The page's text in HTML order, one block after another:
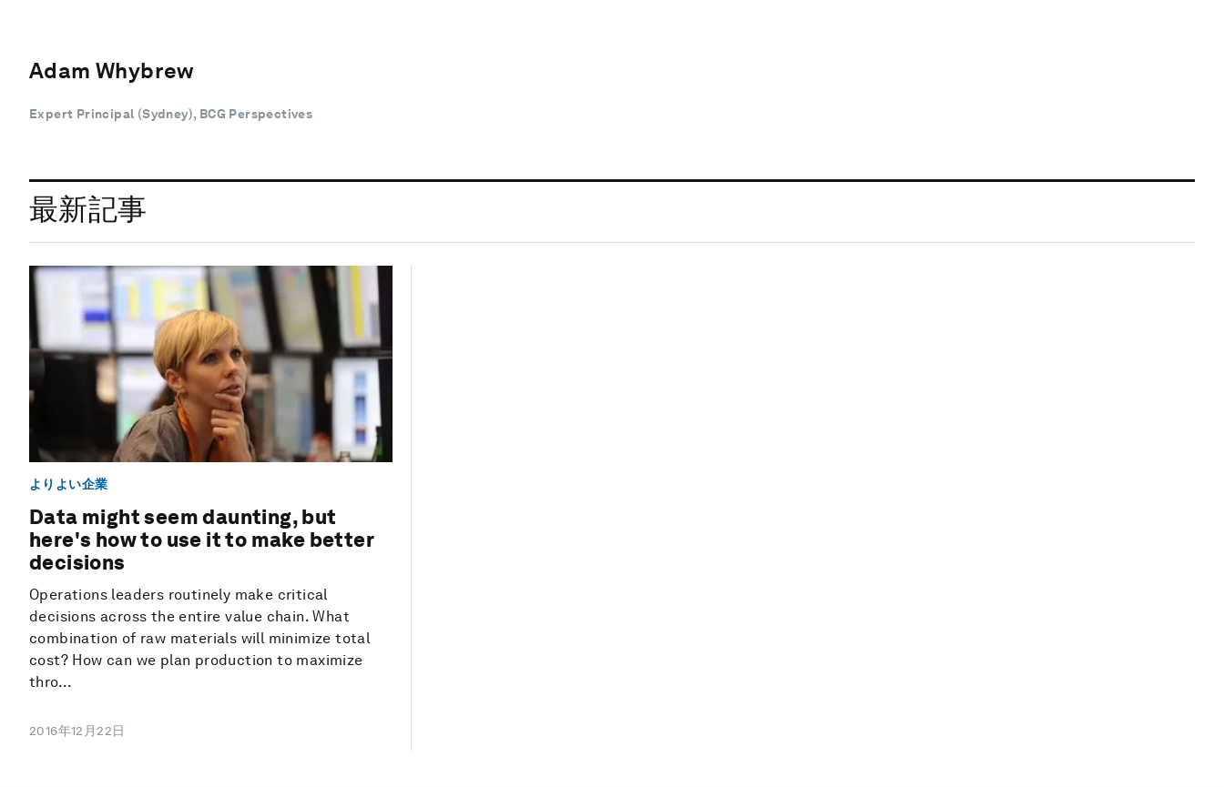
Adam Whybrew
Expert Principal (Sydney), BCG Perspectives
最新記事
よりよい企業
Data might seem daunting, but
here's how to use it to make better
decisions
Operations leaders routinely make critical
decisions across the entire value chain. What
combination of raw materials will minimize total
cost? How can we plan production to maximize
thro...
2016年12月22日